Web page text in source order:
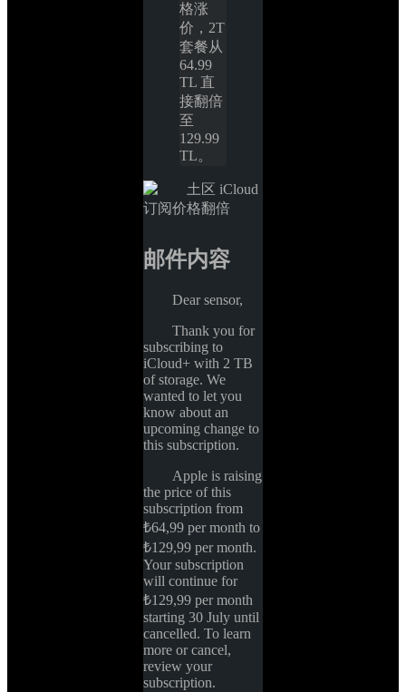
格涨
价，2T
套餐从
64.99
TL 直
接翻倍
至
129.99
TL。
邮件内容
Dear sensor,
Thank you for
subscribing to
iCloud+ with 2 TB
of storage. We
wanted to let you
know about an
upcoming change to
this subscription.
Apple is raising
the price of this
subscription from
₺64,99 per month to
₺129,99 per month.
Your subscription
will continue for
₺129,99 per month
starting 30 July until
cancelled. To learn
more or cancel,
review your
subscription.